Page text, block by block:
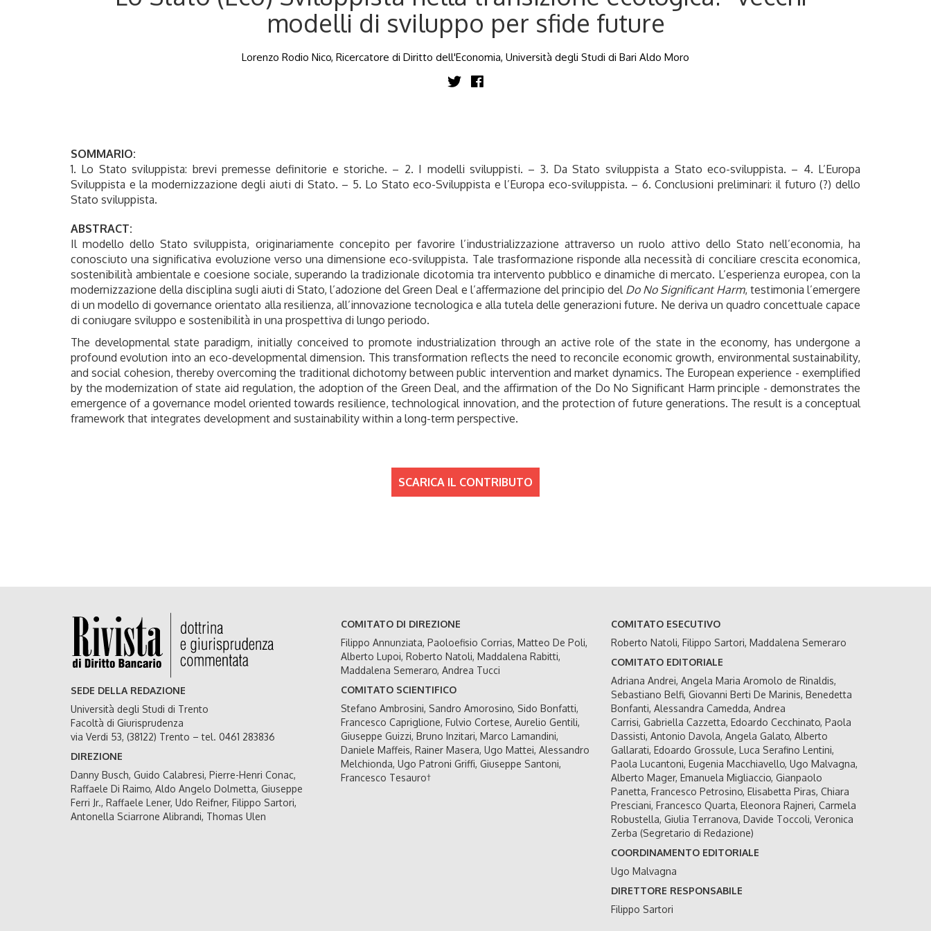
modelli di sviluppo per sfide future
Lorenzo Rodio Nico, Ricercatore di Diritto dell'Economia, Università degli Studi di Bari Aldo Moro
SOMMARIO:
1. Lo Stato sviluppista: brevi premesse definitorie e storiche. – 2. I modelli sviluppisti. – 3. Da Stato sviluppista a Stato eco-sviluppista. – 4. L’Europa
Sviluppista e la modernizzazione degli aiuti di Stato. – 5. Lo Stato eco-Sviluppista e l’Europa eco-sviluppista. – 6. Conclusioni preliminari: il futuro (?) dello
Stato sviluppista.
ABSTRACT:
Il modello dello Stato sviluppista, originariamente concepito per favorire l’industrializzazione attraverso un ruolo attivo dello Stato nell’economia, ha
conosciuto una significativa evoluzione verso una dimensione eco-sviluppista. Tale trasformazione risponde alla necessità di conciliare crescita economica,
sostenibilità ambientale e coesione sociale, superando la tradizionale dicotomia tra intervento pubblico e dinamiche di mercato. L’esperienza europea, con la
modernizzazione della disciplina sugli aiuti di Stato, l’adozione del Green Deal e l’affermazione del principio del Do No Significant Harm, testimonia l’emergere
di un modello di governance orientato alla resilienza, all’innovazione tecnologica e alla tutela delle generazioni future. Ne deriva un quadro concettuale capace
di coniugare sviluppo e sostenibilità in una prospettiva di lungo periodo.
The developmental state paradigm, initially conceived to promote industrialization through an active role of the state in the economy, has undergone a
profound evolution into an eco-developmental dimension. This transformation reflects the need to reconcile economic growth, environmental sustainability,
and social cohesion, thereby overcoming the traditional dichotomy between public intervention and market dynamics. The European experience - exemplified
by the modernization of state aid regulation, the adoption of the Green Deal, and the affirmation of the Do No Significant Harm principle - demonstrates the
emergence of a governance model oriented towards resilience, technological innovation, and the protection of future generations. The result is a conceptual
framework that integrates development and sustainability within a long-term perspective.
SCARICA IL CONTRIBUTO
SEDE DELLA REDAZIONE
Università degli Studi di Trento
Facoltà di Giurisprudenza
via Verdi 53, (38122) Trento – tel. 0461 283836
DIREZIONE
Danny Busch, Guido Calabresi, Pierre-Henri Conac,
Raffaele Di Raimo, Aldo Angelo Dolmetta, Giuseppe
Ferri Jr., Raffaele Lener, Udo Reifner, Filippo Sartori,
Antonella Sciarrone Alibrandi, Thomas Ulen
COMITATO DI DIREZIONE
Filippo Annunziata, Paoloefisio Corrias, Matteo De Poli,
Alberto Lupoi, Roberto Natoli, Maddalena Rabitti,
Maddalena Semeraro, Andrea Tucci
COMITATO SCIENTIFICO
Stefano Ambrosini, Sandro Amorosino, Sido Bonfatti,
Francesco Capriglione, Fulvio Cortese, Aurelio Gentili,
Giuseppe Guizzi, Bruno Inzitari, Marco Lamandini,
Daniele Maffeis, Rainer Masera, Ugo Mattei, Alessandro
Melchionda, Ugo Patroni Griffi, Giuseppe Santoni,
Francesco Tesauro†
COMITATO ESECUTIVO
Roberto Natoli, Filippo Sartori, Maddalena Semeraro
COMITATO EDITORIALE
Adriana Andrei, Angela Maria Aromolo de Rinaldis,
Sebastiano Belfi, Giovanni Berti De Marinis, Benedetta
Bonfanti, Alessandra Camedda, Andrea
Carrisi, Gabriella Cazzetta, Edoardo Cecchinato, Paola
Dassisti, Antonio Davola, Angela Galato, Alberto
Gallarati, Edoardo Grossule, Luca Serafino Lentini,
Paola Lucantoni, Eugenia Macchiavello, Ugo Malvagna,
Alberto Mager, Emanuela Migliaccio, Gianpaolo
Panetta, Francesco Petrosino, Elisabetta Piras, Chiara
Presciani, Francesco Quarta, Eleonora Rajneri, Carmela
Robustella, Giulia Terranova, Davide Toccoli, Veronica
Zerba (Segretario di Redazione)
COORDINAMENTO EDITORIALE
Ugo Malvagna
DIRETTORE RESPONSABILE
Filippo Sartori